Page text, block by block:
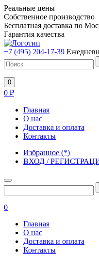
Реальные цены
Собственное производство
Бесплатная доставка по
Гарантия качества
+7 (495) 204-17-39
0
0 ₽
Главная
О нас
Доставка и оплата
Контакты
Избранное (*)
ВХОД /
0
Главная
О нас
Доставка и оплата
Контакты